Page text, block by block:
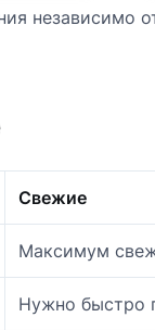
независимо
Свежие
Максимум
Нужно быстро